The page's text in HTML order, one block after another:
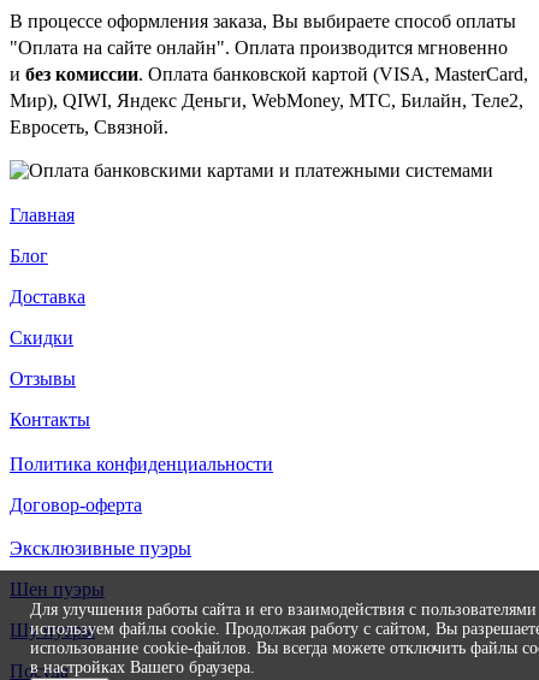
В процессе оформления заказа, Вы выбираете способ оплаты
"Оплата на сайте онлайн". Оплата производится мгновенно
и без комиссии. Оплата банковской картой (VISA, MasterCard,
Мир), QIWI, Яндекс Деньги, WebMoney, МТС, Билайн, Теле2,
Евросеть, Связной.
Главная
Блог
Доставка
Скидки
Отзывы
Контакты
Политика конфиденциальности
Договор-оферта
Эксклюзивные пуэры
Шен пуэры
Шу пуэры
Посуда
Для улучшения работы сайта и его взаимодействия с
используем файлы cookie. Продолжая работу с сайтом, Вы
использование cookie-файлов. Вы всегда можете отключить файлы
в настройках Вашего браузера.